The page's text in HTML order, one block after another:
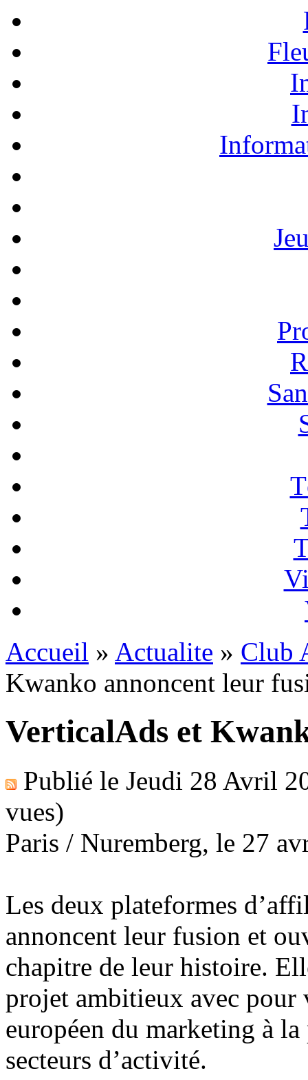
Accueil » Actualite » Club
Kwanko annoncent leur
VerticalAds et
Publié le Jeudi 28 Avril
vues)
Paris / Nuremberg, le 27
Les deux plateformes
annoncent leur fusion et
chapitre de leur histoire.
projet ambitieux avec pour
européen du marketing à
secteurs d’activité.